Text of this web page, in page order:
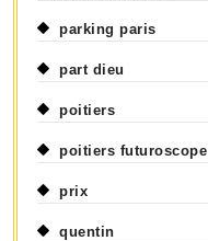
parking paris
part dieu
poitiers
poitiers futuroscope
prix
quentin